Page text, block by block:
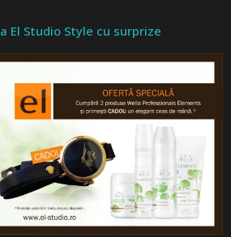
El Studio Style cu surprize